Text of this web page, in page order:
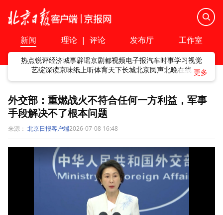
新闻 理论 | 评论 发布厅 工作室
热点锐评经济城事辟谣京剧都视频电子报汽车时事学习视觉
艺绽深读京味纸上听体育天下长城北京民声北晚在线
外交部：重燃战火不符合任何一方利益，军事
手段解决不了根本问题
来源： 北京日报客户端2026-07-08 16:48